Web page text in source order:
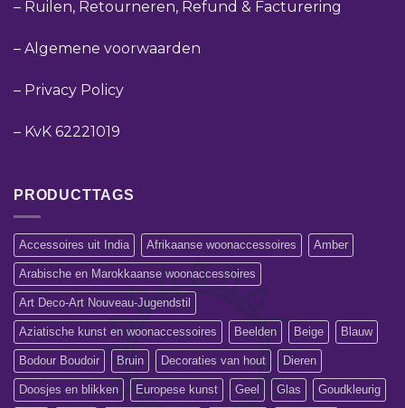
– Ruilen, Retourneren, Refund & Facturering
– Algemene voorwaarden
– Privacy Policy
– KvK 62221019
PRODUCTTAGS
Accessoires uit India Afrikaanse woonaccessoires Amber
Arabische en Marokkaanse woonaccessoires
Art Deco-Art Nouveau-Jugendstil
Aziatische kunst en woonaccessoires Beelden Beige Blauw
Bodour Boudoir Bruin Decoraties van hout Dieren
Doosjes en blikken Europese kunst Geel Glas Goudkleurig